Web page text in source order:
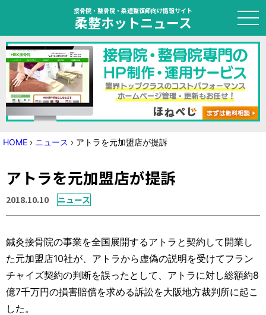
接骨院・整骨院・柔道整復師向け情報サイト
柔整ホットニュース
HOME
トピック
ニュース
国家試験対策
学会・セミナー情報
プライバシーポリシー サイトマップ
運営元 お問い合わせ
HOME › ニュース › アトラを元加盟店が提訴
アトラを元加盟店が提訴
2018.10.10 ニュース
鍼灸接骨院の事業を全国展開するアトラと契約して開業し
た元加盟店10社が、アトラから虚偽の説明を受けてフラン
チャイズ契約の判断を誤ったとして、アトラに対し総額約8
億7千万円の損害賠償を求める訴訟を大阪地方裁判所に起こ
した。